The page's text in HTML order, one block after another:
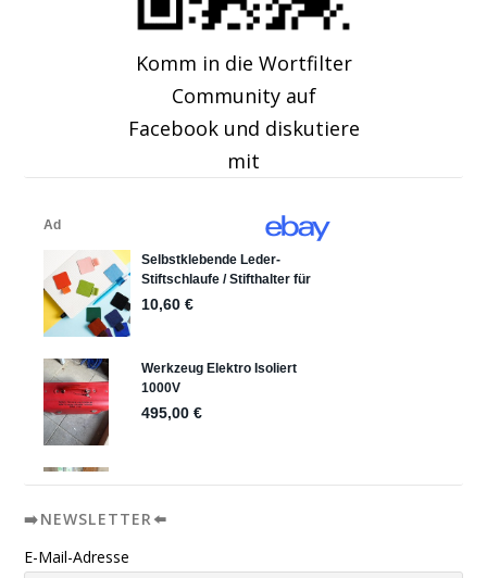
Komm in die Wortfilter
Community auf
Facebook und diskutiere
mit
➡️NEWSLETTER⬅️
E-Mail-Adresse